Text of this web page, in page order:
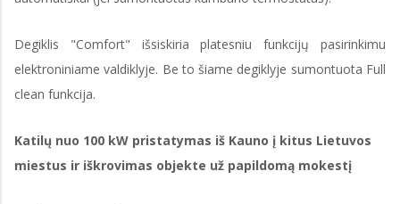
Degiklis "Comfort" išsiskiria platesniu funkcijų pasirinkimu
elektroniniame valdiklyje. Be to šiame degiklyje sumontuota Full
clean funkcija.
Katilų nuo 100 kW pristatymas iš Kauno į kitus Lietuvos
miestus ir iškrovimas objekte už papildomą mokestį